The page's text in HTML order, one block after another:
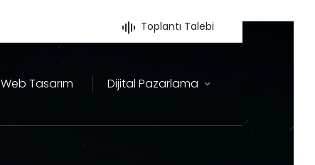
Toplantı Talebi
Web Tasarım Dijital Pazarlama